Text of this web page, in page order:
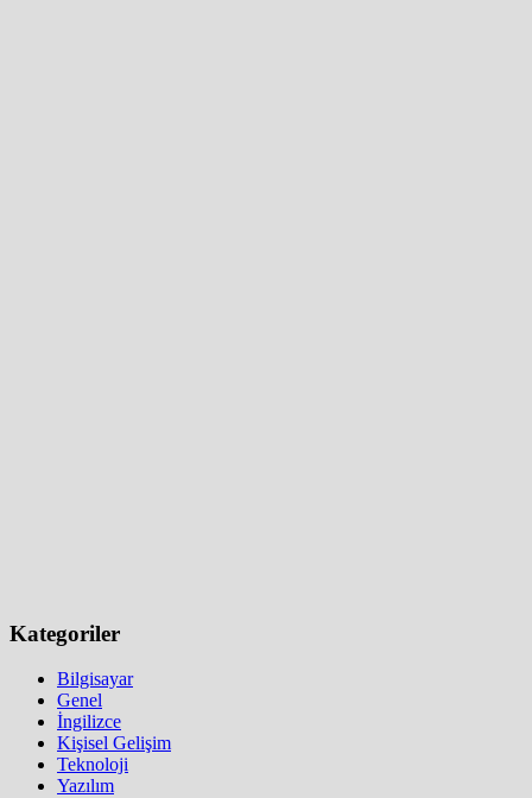
Kategoriler
Bilgisayar
Genel
İngilizce
Kişisel Gelişim
Teknoloji
Yazılım